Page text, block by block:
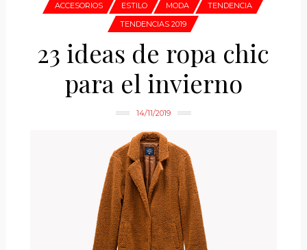
ACCESORIOS ESTILO MODA
TENDENCIA
TENDENCIAS 2019
23 ideas de ropa chic
para el invierno
14/11/2019